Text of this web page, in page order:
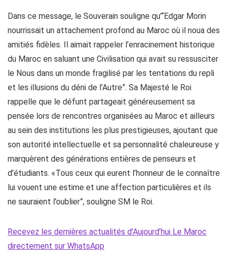
Dans ce message, le Souverain souligne qu’“Edgar Morin
nourrissait un attachement profond au Maroc où il noua des
amitiés fidèles. Il aimait rappeler l’enracinement historique
du Maroc en saluant une Civilisation qui avait su ressusciter
le Nous dans un monde fragilisé par les tentations du repli
et les illusions du déni de l’Autre”. Sa Majesté le Roi
rappelle que le défunt partageait généreusement sa
pensée lors de rencontres organisées au Maroc et ailleurs
au sein des institutions les plus prestigieuses, ajoutant que
son autorité intellectuelle et sa personnalité chaleureuse y
marquèrent des générations entières de penseurs et
d’étudiants. «Tous ceux qui eurent l’honneur de le connaître
lui vouent une estime et une affection particulières et ils
ne sauraient l’oublier”, souligne SM le Roi.
Recevez les dernières actualités d’Aujourd’hui Le Maroc
directement sur WhatsApp